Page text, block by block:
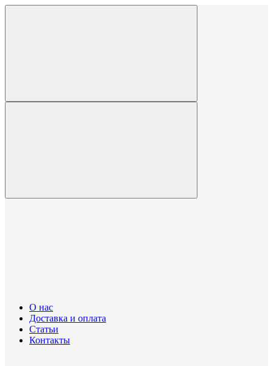
О нас
Доставка и оплата
Статьи
Контакты